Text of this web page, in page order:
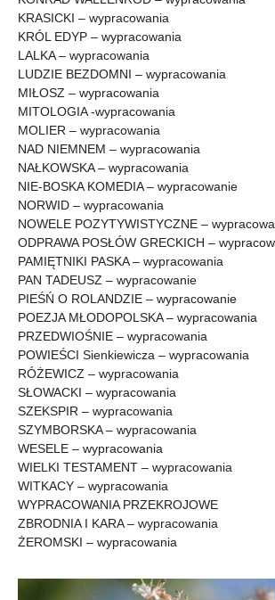
KRASICKI – wypracowania
KRÓL EDYP – wypracowania
LALKA – wypracowania
LUDZIE BEZDOMNI – wypracowania
MIŁOSZ – wypracowania
MITOLOGIA -wypracowania
MOLIER – wypracowania
NAD NIEMNEM – wypracowania
NAŁKOWSKA – wypracowania
NIE-BOSKA KOMEDIA – wypracowanie
NORWID – wypracowania
NOWELE POZYTYWISTYCZNE –
ODPRAWA POSŁÓW GRECKICH –
PAMIĘTNIKI PASKA – wypracowania
PAN TADEUSZ – wypracowanie
PIEŚŃ O ROLANDZIE – wypracowanie
POEZJA MŁODOPOLSKA – wypracowania
PRZEDWIOŚNIE – wypracowania
POWIEŚCI Sienkiewicza – wypracowania
RÓŻEWICZ – wypracowania
SŁOWACKI – wypracowania
SZEKSPIR – wypracowania
SZYMBORSKA – wypracowania
WESELE – wypracowania
WIELKI TESTAMENT – wypracowania
WITKACY – wypracowania
WYPRACOWANIA PRZEKROJOWE
ZBRODNIA I KARA – wypracowania
ŻEROMSKI – wypracowania